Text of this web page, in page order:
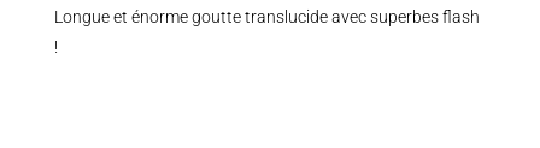
Longue et énorme goutte translucide avec superbes flash
!